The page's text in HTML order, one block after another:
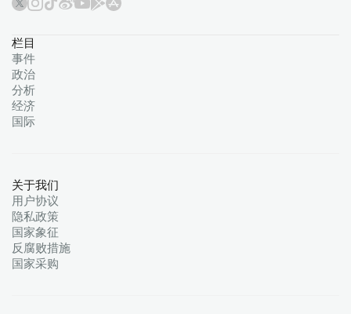
栏目
事件
政治
分析
经济
国际
关于我们
用户协议
隐私政策
国家象征
反腐败措施
国家采购